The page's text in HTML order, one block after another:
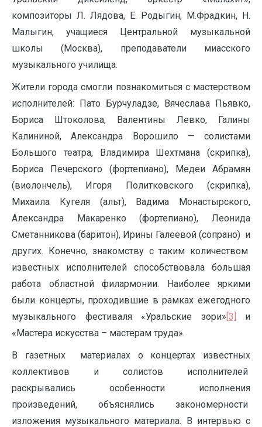
композиторы Л. Лядова, Е. Родыгин, М.Фрадкин, Н.
Малыгин, учащиеся Центральной музыкальной
школы (Москва), преподаватели миасского
музыкального училища.
Жители города смогли познакомиться с мастерством
исполнителей: Пато Бурчуладзе, Вячеслава Пьявко,
Бориса Штоколова, Валентины Левко, Галины
Калининой, Александра Ворошило — солистами
Большого театра, Владимира Шехтмана (скрипка),
Бориса Печерского (фортепиано), Медеи Абрамян
(виолончель), Игоря Политковского (скрипка),
Михаила Кугеля (альт), Вадима Монастырского,
Александра Макаренко (фортепиано), Леонида
Сметанникова (баритон), Ирины Галеевой (сопрано) и
других. Конечно, знакомству с таким количеством
известных исполнителей способствовала большая
работа областной филармонии. Наиболее яркими
были концерты, проходившие в рамках ежегодного
музыкального фестиваля «Уральские зори» [3]
и
«Мастера искусства – мастерам труда».
В газетных материалах о концертах известных
коллективов и солистов исполнителей
раскрывались особенности исполнения
произведений, объяснялись закономерности
изложения музыкального материала. В интервью с